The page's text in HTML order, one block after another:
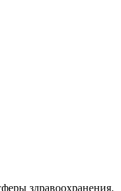
здравоохранения.